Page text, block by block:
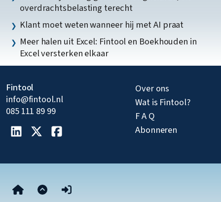
overdrachtsbelasting terecht
Klant moet weten wanneer hij met AI praat
Meer halen uit Excel: Fintool en Boekhouden in
Excel versterken elkaar
Fintool
info@fintool.nl
085 111 89 99
Over ons
Wat is Fintool?
F A Q
Abonneren